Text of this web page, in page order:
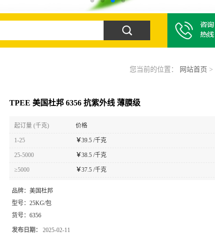
您当前的位置： 网站首页 >
TPEE 美国杜邦 6356 抗紫外线 薄膜级
起订量 (千克) 价格
1-25 ￥39.5 /千克
25-5000 ￥38.5 /千克
≥5000 ￥37.5 /千克
品牌： 美国杜邦
型号： 25KG/包
货号： 6356
发布日期： 2025-02-11